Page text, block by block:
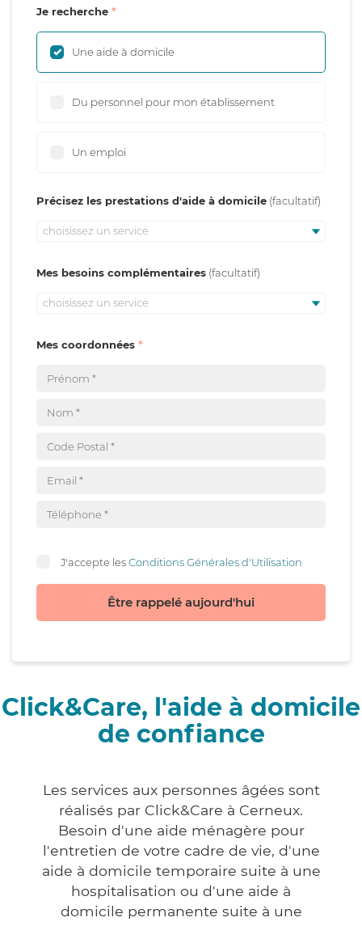
Je recherche
Une aide à domicile
Du personnel pour mon établissement
Un emploi
Précisez les prestations d'aide à domicile
choisissez un service
Mes besoins complémentaires
choisissez un service
Mes coordonnées
J'accepte lesConditions Générales d'Utilisation
Être rappelé aujourd'hui
Click&Care, l'aide à domicile
de confiance
Les services aux personnes âgées sont
réalisés par Click&Care à Cerneux.
Besoin d'une aide ménagère pour
l'entretien de votre cadre de vie, d'une
aide à domicile temporaire suite à une
hospitalisation ou d'une aide à
domicile permanente suite à une